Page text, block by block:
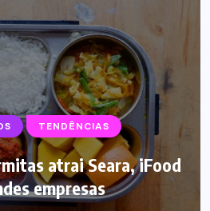
TENDÊNCIAS
atrai Seara, iFood
empresas
campanha para o
dos Pais